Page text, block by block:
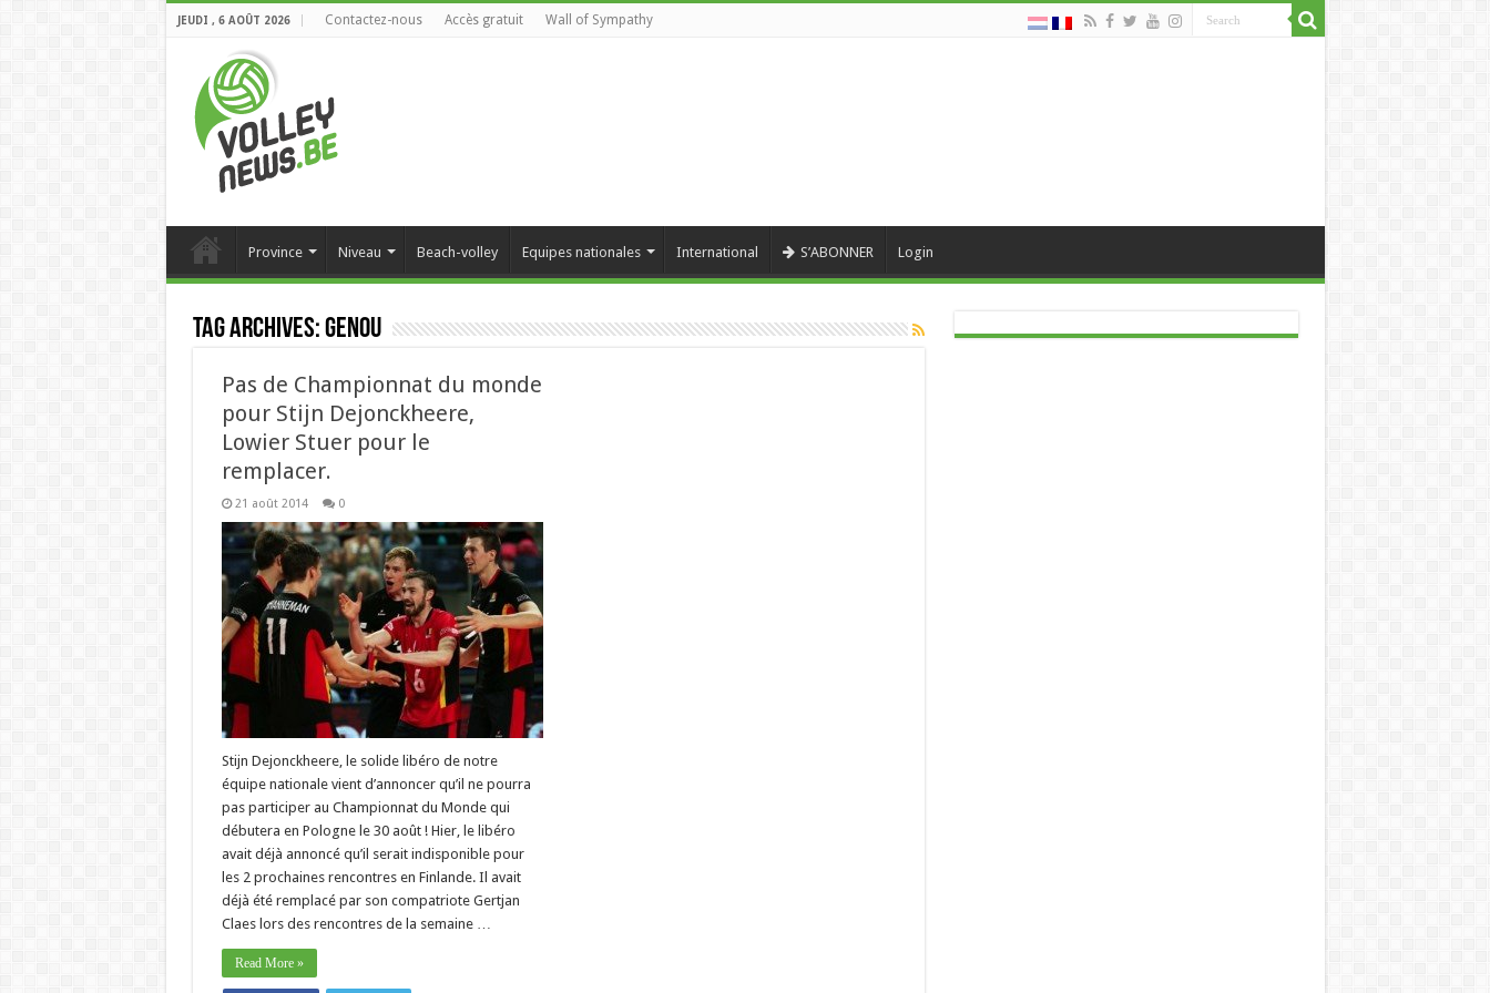
JEUDI , 6 AOÛT 2026 Contactez-nous Accès gratuit Wall of Sympathy
Province Niveau Beach-volley Equipes nationales International S’ABONNER Login
Tag Archives:genou
Pas de Championnat du monde
pour Stijn Dejonckheere,
Lowier Stuer pour le
remplacer.
21 août 2014 0
Stijn Dejonckheere, le solide libéro de notre
équipe nationale vient d’annoncer qu’il ne pourra
pas participer au Championnat du Monde qui
débutera en Pologne le 30 août ! Hier, le libéro
avait déjà annoncé qu’il serait indisponible pour
les 2 prochaines rencontres en Finlande. Il avait
déjà été remplacé par son compatriote Gertjan
Claes lors des rencontres de la semaine …
Read More »